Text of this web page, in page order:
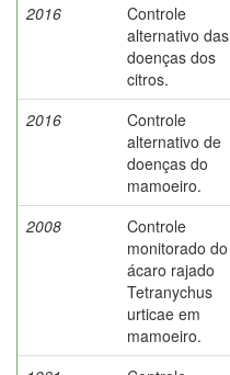
2016
Controle
alternativo das
doenças dos
citros.
2016
Controle
alternativo de
doenças do
mamoeiro.
2008
Controle
monitorado do
ácaro rajado
Tetranychus
urticae em
mamoeiro.